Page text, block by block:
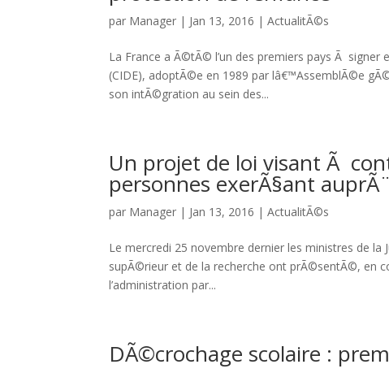
par Manager | Jan 13, 2016 |ActualitÃ©s
La France a Ã©tÃ© l’un des premiers pays Ã
(CIDE), adoptÃ©e en 1989 par lâ€™AssemblÃ©e
son intÃ©gration au sein des...
Un projet de loi visant Ã
personnes exerÃ§ant
par Manager | Jan 13, 2016 |ActualitÃ©s
Le mercredi 25 novembre dernier les ministres de
supÃ©rieur et de la recherche ont prÃ©sentÃ©, en
l’administration par...
DÃ©crochage scolaire :